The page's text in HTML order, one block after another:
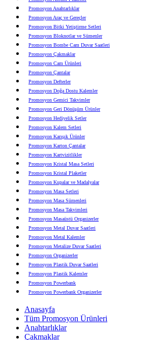
Promosyon Anahtarlıklar
Promosyon Araç ve Gereçler
Promosyon Bitki Yetiştirme Setleri
Promosyon Bloknotlar ve Sümenler
Promosyon Bombe Cam Duvar Saatleri
Promosyon Çakmaklar
Promosyon Cam Ürünleri
Promosyon Çantalar
Promosyon Defterler
Promosyon Doğa Dostu Kalemler
Promosyon Gemici Takvimler
Promosyon Geri Dönüşüm Ürünler
Promosyon Hediyelik Setler
Promosyon Kalem Setleri
Promosyon Karışık Ürünler
Promosyon Karton Çantalar
Promosyon Kartvizitlikler
Promosyon Kristal Masa Setleri
Promosyon Kristal Plaketler
Promosyon Kupalar ve Madalyalar
Promosyon Masa Setleri
Promosyon Masa Sümenleri
Promosyon Masa Takvimleri
Promosyon Masaüstü Organizerler
Promosyon Metal Duvar Saatleri
Promosyon Metal Kalemler
Promosyon Metalize Duvar Saatleri
Promosyon Organizerler
Promosyon Plastik Duvar Saatleri
Promosyon Plastik Kalemler
Promosyon Powerbank
Promosyon Powerbank Organizerler
Promosyon Şapka
Promosyon Sekreter Bloknotlar
Promosyon Seramik ve Porselen Ürünler
Promosyon Speakerlar
Anasayfa
Tüm Promosyon Ürünleri
Anahtarlıklar
Çakmaklar